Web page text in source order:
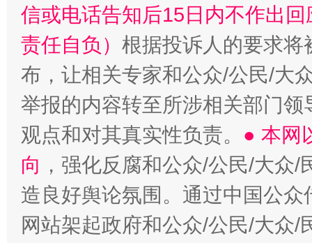
信或电话告知后15日内不作出
责任自负） 根据投诉人的要求将
布，让相关专家和公众/公民/大
举报的内容转至所涉相关部门
观点和对其真实性负责。 ● 本网
向 ，强化反腐和公众/公民/大众
造良好舆论氛围。通过中国公
网站架起政府和公众/公民/大众